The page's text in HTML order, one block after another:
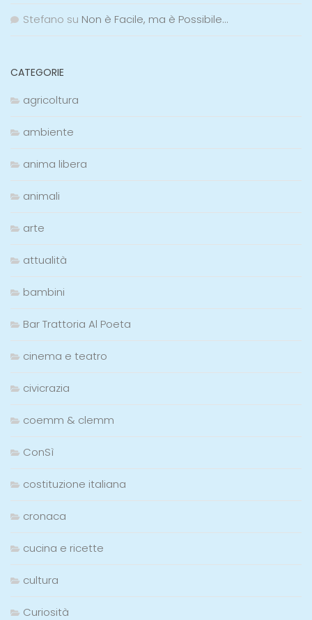
Stefano su Non è Facile, ma è Possibile…
CATEGORIE
agricoltura
ambiente
anima libera
animali
arte
attualità
bambini
Bar Trattoria Al Poeta
cinema e teatro
civicrazia
coemm & clemm
ConSì
costituzione italiana
cronaca
cucina e ricette
cultura
Curiosità